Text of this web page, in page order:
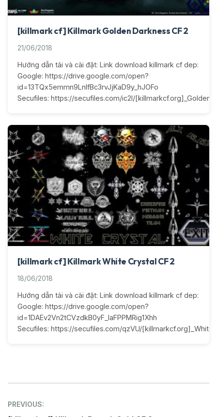
[killmark cf] Killmark Golden Darkness CF 2
21/06/2018
Hướng dẫn tải và cài đặt: Link download killmark cf dep:
Google: https://drive.google.com/open?
id=13TQx5emmn9LnIfBc3rvJjKaD9y_hJOFo
Secufiles: https://secufiles.com/ic2l/
[killmark cf] Killmark White Crystal CF 2
18/06/2018
Hướng dẫn tải và cài đặt: Link download killmark cf dep:
Google: https://drive.google.com/open?
id=1DAEv2Vn2tCVzdkB0yF_IaFPPMRig1Xhh
Secufiles: https://secufiles.com/qzVU/
Post
PREVIOUS: